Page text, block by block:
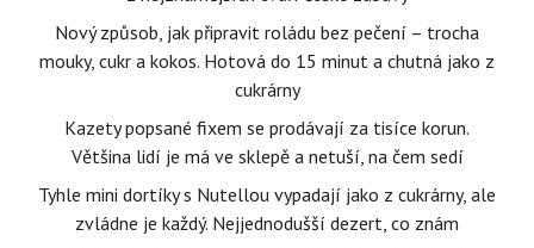
Nový způsob, jak připravit roládu bez pečení – trocha
mouky, cukr a kokos. Hotová do 15 minut a chutná jako z
cukrárny
Kazety popsané fixem se prodávají za tisíce korun.
Většina lidí je má ve sklepě a netuší, na čem sedí
Tyhle mini dortíky s Nutellou vypadají jako z cukrárny, ale
zvládne je každý. Nejjednodušší dezert, co znám